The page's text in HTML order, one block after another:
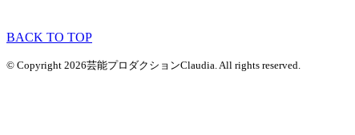
BACK TO TOP
© Copyright 2026芸能プロダクションClaudia. All rights reserved.